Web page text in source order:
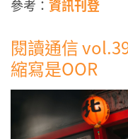
參考： 資訊刊登
閱讀通信
縮寫是OOR